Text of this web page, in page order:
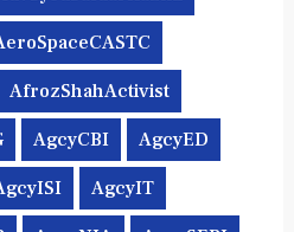
AfrozShahActivist
AgcyCBI AgcyED
AgcyIT